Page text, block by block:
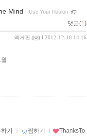
Mind ｌ Use Your Illusion
댓글(1)
맥거핀 ( ) l 2012-12-18 14:16
기 ｌ 찜하기 ｌ ThanksTo